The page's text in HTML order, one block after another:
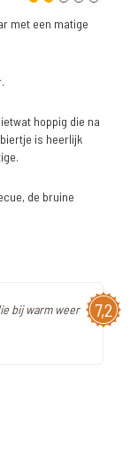
met een matige
hoppig die na
is heerlijk
de bruine
7,2
bij warm weer